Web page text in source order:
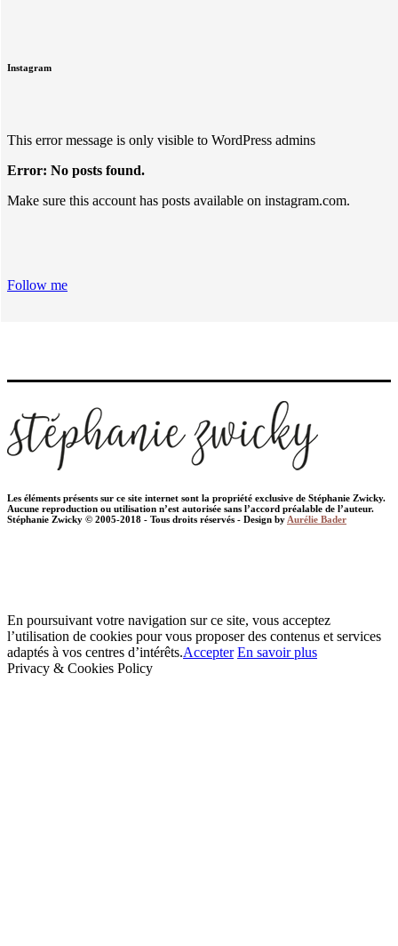
Instagram
This error message is only visible to WordPress admins
Error: No posts found.
Make sure this account has posts available on instagram.com.
Follow me
Les éléments présents sur ce site internet sont la propriété exclusive de Stéphanie Zwicky.
Aucune reproduction ou utilisation n’est autorisée sans l’accord préalable de l’auteur.
Stéphanie Zwicky © 2005-2018 - Tous droits réservés - Design byAurélie Bader
En poursuivant votre navigation sur ce site, vous acceptez
l’utilisation de cookies pour vous proposer des contenus et services
adaptés à vos centres d’intérêts.Accepter En savoir plus
Privacy & Cookies Policy